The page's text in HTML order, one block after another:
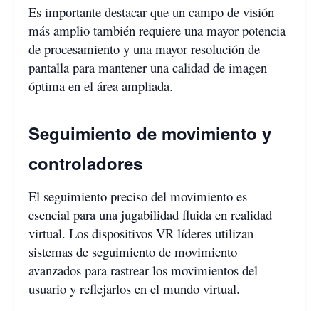
Es importante destacar que un campo de visión
más amplio también requiere una mayor potencia
de procesamiento y una mayor resolución de
pantalla para mantener una calidad de imagen
óptima en el área ampliada.
Seguimiento de movimiento y
controladores
El seguimiento preciso del movimiento es
esencial para una jugabilidad fluida en realidad
virtual. Los dispositivos VR líderes utilizan
sistemas de seguimiento de movimiento
avanzados para rastrear los movimientos del
usuario y reflejarlos en el mundo virtual.